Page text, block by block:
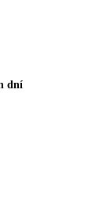
dní